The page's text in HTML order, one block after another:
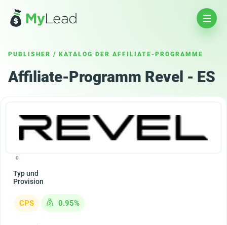
PUBLISHER / KATALOG DER AFFILIATE-PROGRAMME
Affiliate-Programm Revel - ES
0
Typ und
Provision
CPS 0.95%